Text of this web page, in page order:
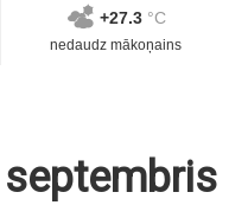
+27.3 °C
nedaudz mākoņains